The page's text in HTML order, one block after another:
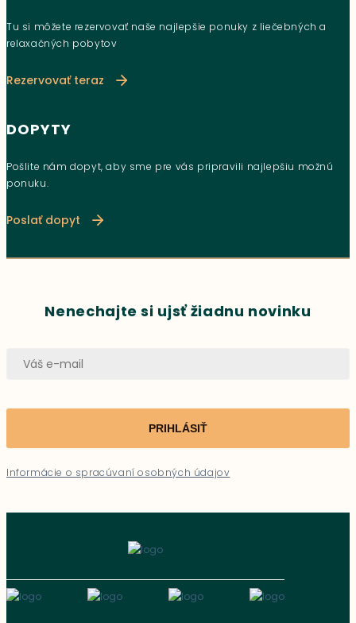
Tu si môžete rezervovať naše najlepšie ponuky z liečebných a
relaxačných pobytov
Rezervovať teraz
DOPYTY
Pošlite nám dopyt, aby sme pre vás pripravili najlepšiu možnú
ponuku.
Poslať dopyt
Nenechajte si ujsť žiadnu novinku
PRIHLÁSIŤ
Informácie o spracúvaní osobných údajov